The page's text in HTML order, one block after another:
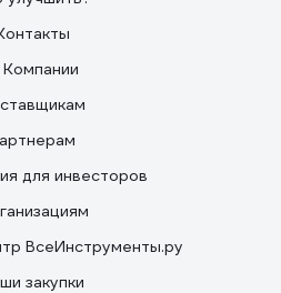
для инвесторов
ВсеИнструменты.ру
закупки